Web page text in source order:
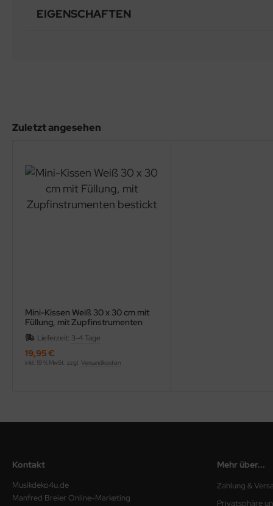
EIGENSCHAFTEN
Zuletzt angesehen
Mini-Kissen Weiß 30 x 30 cm mit
Füllung, mit Zupfinstrumenten
bestickt
Lieferzeit: 3-4 Tage
19,95 €
inkl. 19 % MwSt. zzgl. Versandkosten
Kontakt
Musikdeko4u.de
Manfred Breier Online-Marketing
Mehr über...
Zahlung &
Privatsphäre